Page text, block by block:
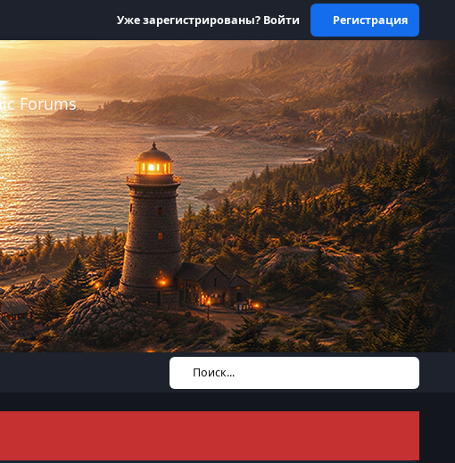
Уже зарегистрированы? Войти Регистрация
Forums
Поиск...